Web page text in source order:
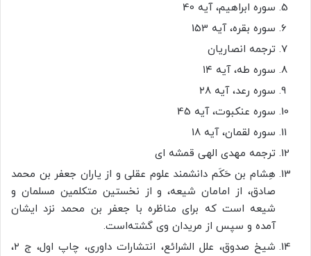
سوره ابراهیم، آیه 40
سوره بقره، آیه 153
ترجمه انصاریان
سوره طه، آیه ۱۴
سوره رعد، آیه ۲۸
سوره عنکبوت، آیه 45
سوره لقمان، آیه 18
ترجمه مهدی الهی قمشه ای
هِشام بن حَکَم دانشمند علوم عقلی و از یاران جعفر بن محمد
صادق، از امامان شیعه، و از نخستین متکلمین مسلمان و
شیعه است که برای مناظره با جعفر بن محمد نزد ایشان
آمده و سپس از مریدان وی گشته‌است.
شيخ صدوق‏، علل الشرائع، انتشارات داورى‏، چاپ اول، ج ۲،